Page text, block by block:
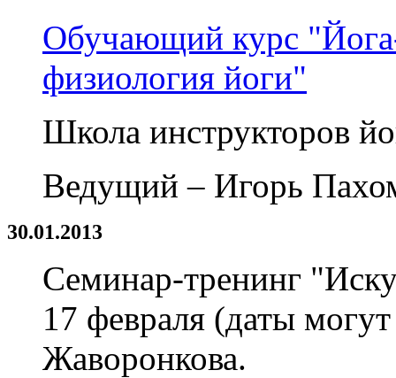
Обучающий курс
физиология йоги"
Школа инструкторов
Ведущий – Игорь
30.01.2013
Семинар-тренинг
17 февраля (даты
Жаворонкова.